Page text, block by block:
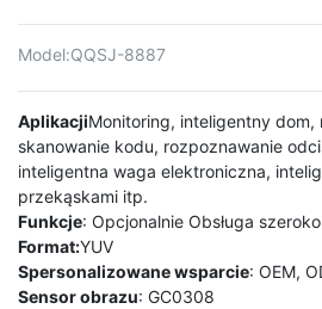
Model:QQSJ-8887
AplikacjiMonitoring, inteligentny
skanowanie kodu, rozpoznawanie
inteligentna waga elektroniczna,
przekąskami itp.
Funkcje: Opcjonalnie Obsługa
Format:YUV
Spersonalizowane wsparcie: OEM,
Sensor obrazu: GC0308